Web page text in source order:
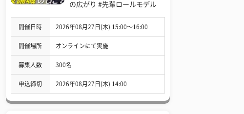
の広がり #先輩ロールモデル
開催日時 2026年08月27日(木) 15:00〜16:00
開催場所 オンラインにて実施
募集人数 300名
申込締切 2026年08月27日(木) 14:00